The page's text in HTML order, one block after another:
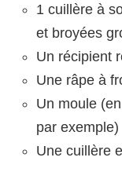
1 cuillère à
et broyées
Un récipient
Une râpe à
Un moule
par exemple)
Une cuillère